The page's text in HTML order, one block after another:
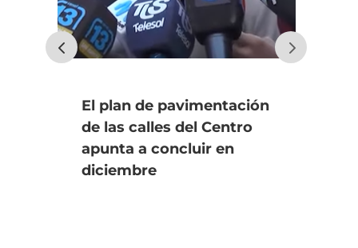
El plan de pavimentación
de las calles del Centro
apunta a concluir en
diciembre